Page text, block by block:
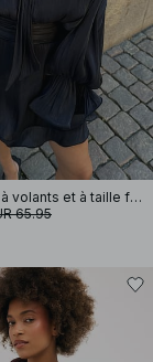
Robe courte à volants et à taille froncée
65.95